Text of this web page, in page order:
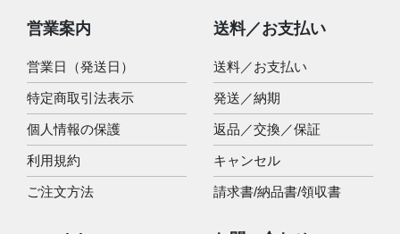
営業案内
営業日（発送日）
特定商取引法表示
個人情報の保護
利用規約
ご注文方法
送料／お支払い
送料／お支払い
発送／納期
返品／交換／保証
キャンセル
請求書/納品書/領収書